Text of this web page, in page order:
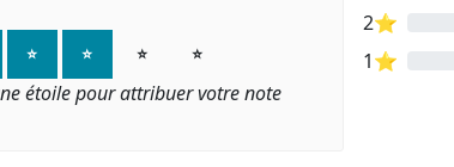
⭐ ⭐ ⭐ ⭐
étoile pour attribuer votre note
2⭐
1⭐